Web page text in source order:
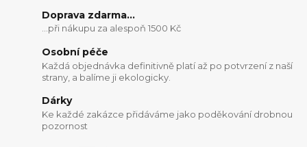
Doprava zdarma...
...při nákupu za alespoň 1500 Kč
Osobní péče
Každá objednávka definitivně platí až po potvrzení z naší
strany, a balíme ji ekologicky.
Dárky
Ke každé zakázce přidáváme jako poděkování drobnou
pozornost